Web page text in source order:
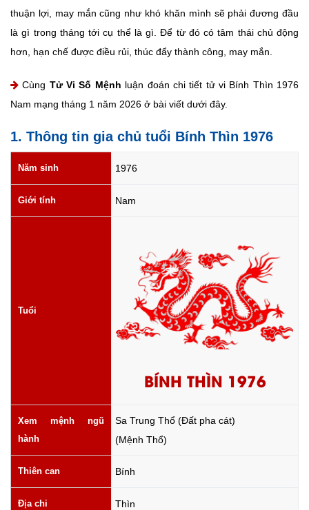
thuận lợi, may mắn cũng như khó khăn mình sẽ phải đương đầu
là gì trong tháng tới cụ thể là gì. Để từ đó có tâm thái chủ động
hơn, hạn chế được điều rủi, thúc đẩy thành công, may mắn.
Cùng Tử Vi Số Mệnh luận đoán chi tiết tử vi Bính Thìn 1976
Nam mạng tháng 1 năm 2026 ở bài viết dưới đây.
1. Thông tin gia chủ tuổi Bính Thìn 1976
Năm sinh 1976
Giới tính Nam
Tuổi
BÍNH THÌN 1976
Xem mệnh ngũ
hành
Sa Trung Thổ (Đất pha cát)
(Mệnh Thổ)
Thiên can Bính
Địa chi Thìn